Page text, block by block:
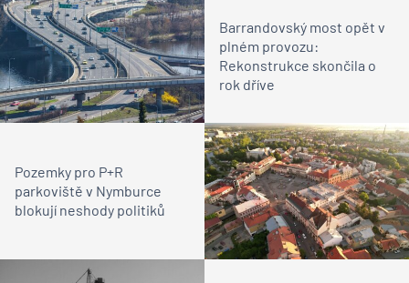
Barrandovský most opět v
plném provozu:
Rekonstrukce skončila o
rok dříve
Pozemky pro P+R
parkoviště v Nymburce
blokují neshody politiků